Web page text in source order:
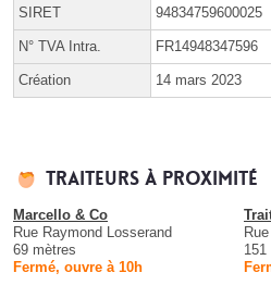
SIRET 94834759600025
N° TVA Intra. FR14948347596
Création 14 mars 2023
Traiteurs à proximité
Marcello & Co
Rue Raymond Losserand
69 mètres
Fermé, ouvre à 10h
151